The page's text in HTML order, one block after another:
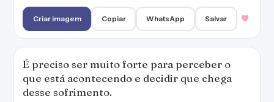
Criar imagem Copiar WhatsApp Salvar
É preciso ser muito forte para perceber o
que está acontecendo e decidir que chega
desse sofrimento.